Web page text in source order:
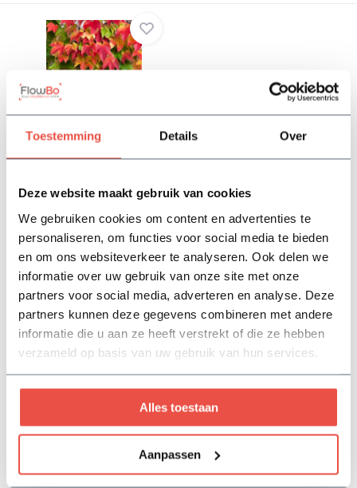
Toestemming Details Over
Deze website maakt gebruik van cookies
We gebruiken cookies om content en advertenties te
personaliseren, om functies voor social media te bieden
en om ons websiteverkeer te analyseren. Ook delen we
informatie over uw gebruik van onze site met onze
partners voor social media, adverteren en analyse. Deze
partners kunnen deze gegevens combineren met andere
informatie die u aan ze heeft verstrekt of die ze hebben
verzameld op basis van uw gebruik van hun services.
Alles toestaan
Aanpassen
Parthenocissus
tricuspidata 'Veitchii'
14,49
Bekijken
Klimplanten zijn ideaal om de uitstraling van je tuin naar een
effectieve manier veel groen in je tuin brengen. Je maakt
hiermee bijvoorbeeld van minder mooie elementen in je tuin
ineens een groen pronkstuk. Je kunt met klimplanten onder
meer extra privacy creëren of je tuin een natuurlijke uitstraling
geven. Wat is er op dit gebied allemaal mogelijk? Daar